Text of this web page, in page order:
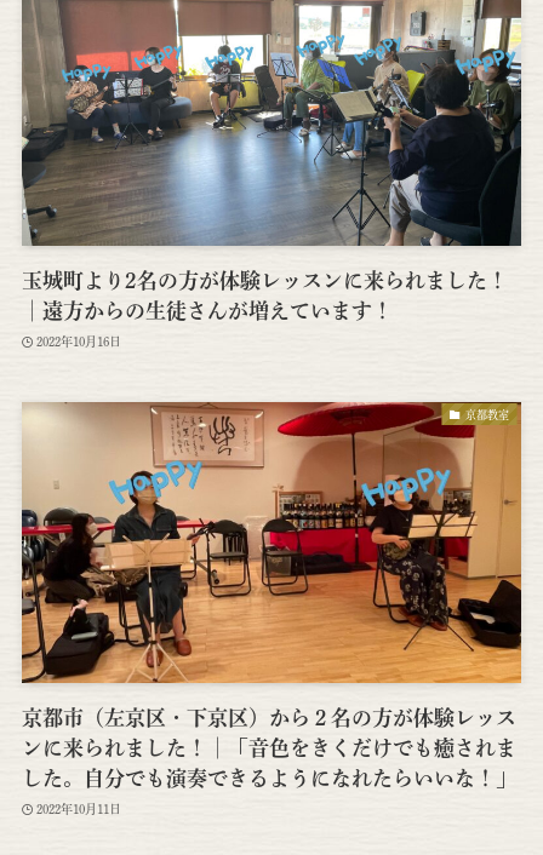
玉城町より2名の方が体験レッスンに来られました！
│遠方からの生徒さんが増えています！
2022年10月16日
京都教室
京都市（左京区・下京区）から２名の方が体験レッス
ンに来られました！│「音色をきくだけでも癒されま
した。自分でも演奏できるようになれたらいいな！」
2022年10月11日